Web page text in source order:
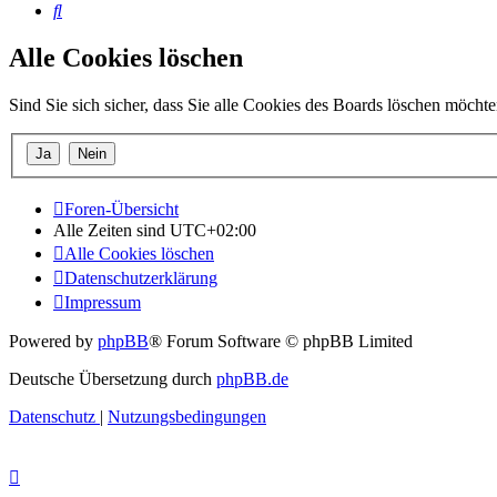
Suche
Alle Cookies löschen
Sind Sie sich sicher, dass Sie alle Cookies des Boards löschen
Foren-Übersicht
Alle Zeiten sind UTC+02:00
Alle Cookies löschen
Datenschutzerklärung
Impressum
Powered by phpBB® Forum Software © phpBB Limited
Deutsche Übersetzung durch phpBB.de
Datenschutz | Nutzungsbedingungen